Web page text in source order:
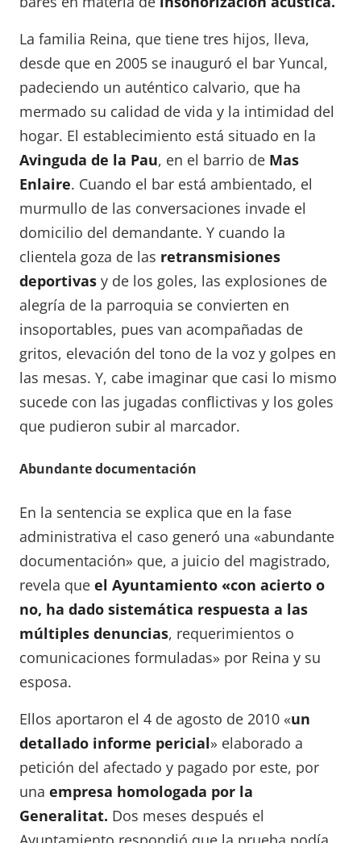
La familia Reina, que tiene tres hijos, lleva,
desde que en 2005 se inauguró el bar Yuncal,
padeciendo un auténtico calvario, que ha
mermado su calidad de vida y la intimidad del
hogar. El establecimiento está situado en la
Avinguda de la Pau, en el barrio de Mas
Enlaire. Cuando el bar está ambientado, el
murmullo de las conversaciones invade el
domicilio del demandante. Y cuando la
clientela goza de las retransmisiones
deportivas y de los goles, las explosiones de
alegría de la parroquia se convierten en
insoportables, pues van acompañadas de
gritos, elevación del tono de la voz y golpes en
las mesas. Y, cabe imaginar que casi lo mismo
sucede con las jugadas conflictivas y los goles
que pudieron subir al marcador.
Abundante documentación
En la sentencia se explica que en la fase
administrativa el caso generó una «abundante
documentación» que, a juicio del magistrado,
revela que el Ayuntamiento «con acierto o
no, ha dado sistemática respuesta a las
múltiples denuncias, requerimientos o
comunicaciones formuladas» por Reina y su
esposa.
Ellos aportaron el 4 de agosto de 2010 «un
detallado informe pericial» elaborado a
petición del afectado y pagado por este, por
una empresa homologada por la
Generalitat. Dos meses después el